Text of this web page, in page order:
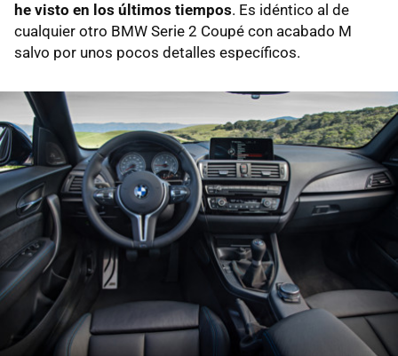
he visto en los últimos tiempos. Es idéntico al de
cualquier otro BMW Serie 2 Coupé con acabado M
salvo por unos pocos detalles específicos.